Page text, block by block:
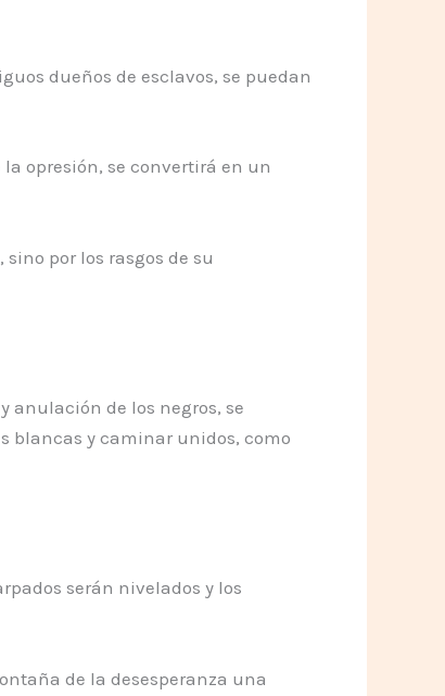
dueños de esclavos, se puedan
opresión, se convertirá en un
por los rasgos de su
anulación de los negros, se
blancas y caminar unidos, como
serán nivelados y los
de la desesperanza una